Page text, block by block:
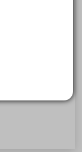
význam
sídel